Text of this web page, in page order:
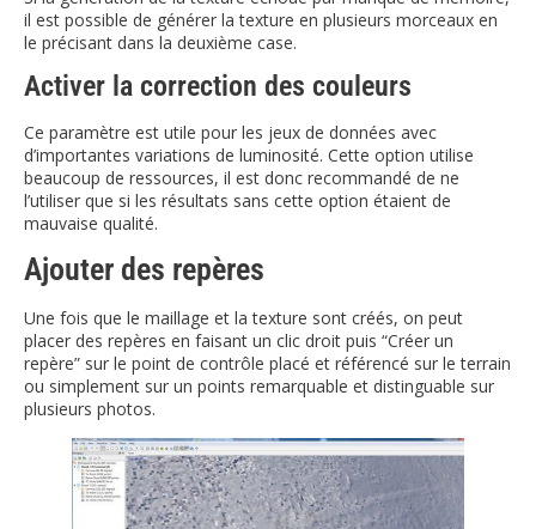
il est possible de générer la texture en plusieurs morceaux en
le précisant dans la deuxième case.
Activer la correction des couleurs
Ce paramètre est utile pour les jeux de données avec
d’importantes variations de luminosité. Cette option utilise
beaucoup de ressources, il est donc recommandé de ne
l’utiliser que si les résultats sans cette option étaient de
mauvaise qualité.
Ajouter des repères
Une fois que le maillage et la texture sont créés, on peut
placer des repères en faisant un clic droit puis “Créer un
repère” sur le point de contrôle placé et référencé sur le terrain
ou simplement sur un points remarquable et distinguable sur
plusieurs photos.